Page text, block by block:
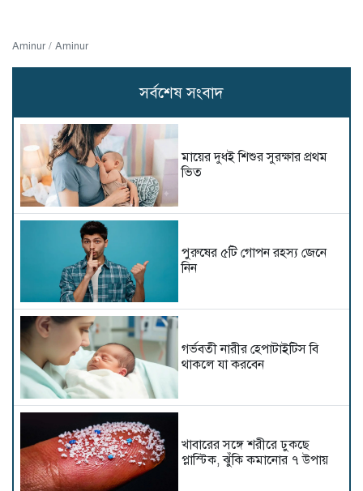
Aminur / Aminur
সর্বশেষ সংবাদ
মায়ের দুধই শিশুর সুরক্ষার প্রথম
ভিত
পুরুষের ৫টি গোপন রহস্য জেনে
নিন
গর্ভবতী নারীর হেপাটাইটিস বি
থাকলে যা করবেন
খাবারের সঙ্গে শরীরে ঢুকছে
প্লাস্টিক, ঝুঁকি কমানোর ৭ উপায়